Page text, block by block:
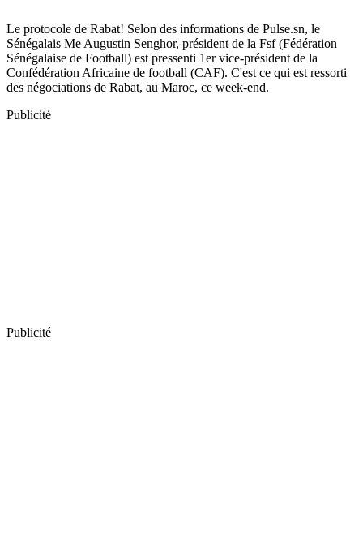
Le protocole de Rabat! Selon des informations de Pulse.sn, le
Sénégalais Me Augustin Senghor, président de la Fsf (Fédération
Sénégalaise de Football) est pressenti 1er vice-président de la
Confédération Africaine de football (CAF). C'est ce qui est ressorti
des négociations de Rabat, au Maroc, ce week-end.
Publicité
Publicité